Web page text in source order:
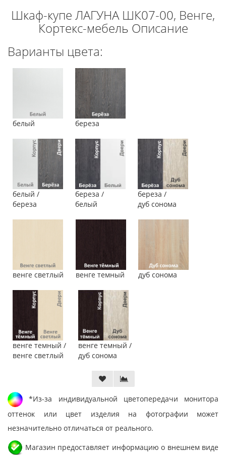
Шкаф-купе ЛАГУНА ШК07-00, Венге,
Кортекс-мебель Описание
Варианты цвета:
белый береза
белый /
береза
береза /
белый
береза /
дуб сонома
венге светлый венге темный дуб сонома
венге темный /
венге светлый
венге темный /
дуб сонома
*Из-за индивидуальной цветопередачи монитора
оттенок или цвет изделия на фотографии может
незначительно отличаться от реального.
Магазин предоставляет информацию о внешнем виде